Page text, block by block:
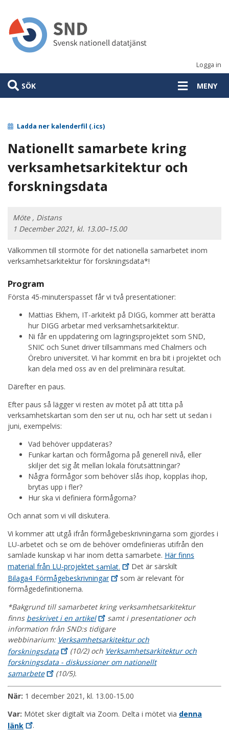
huvudinnehåll
Logga in
SÖK MENY
Ladda ner kalenderfil (.ics)
Nationellt samarbete kring
verksamhetsarkitektur och
forskningsdata
Möte , Distans
1 December 2021, kl. 13.00–15.00
Välkommen till stormöte för det nationella samarbetet inom
verksamhetsarkitektur för forskningsdata*!
Program
Första 45-minuterspasset får vi två presentationer:
Mattias Ekhem, IT-arkitekt på DIGG, kommer att berätta
hur DIGG arbetar med verksamhetsarkitektur.
Ni får en uppdatering om lagringsprojektet som SND,
SNIC och Sunet driver tillsammans med Chalmers och
Örebro universitet. Vi har kommit en bra bit i projektet och
kan dela med oss av en del preliminära resultat.
Därefter en paus.
Efter paus så lägger vi resten av mötet på att titta på
verksamhetskartan som den ser ut nu, och har sett ut sedan i
juni, exempelvis:
Vad behöver uppdateras?
Funkar kartan och förmågorna på generell nivå, eller
skiljer det sig åt mellan lokala förutsättningar?
Några förmågor som behöver slås ihop, kopplas ihop,
brytas upp i fler?
Hur ska vi definiera förmågorna?
Och annat som vi vill diskutera.
Vi kommer att utgå ifrån förmågebeskrivningarna som gjordes i
LU-arbetet och se om de behöver omdefinieras utifrån den
samlade kunskap vi har inom detta samarbete. Här finns
material från LU-projektet samlat.
Det är särskilt
Bilaga4_Förmågebeskrivningar
som är relevant för
förmågedefinitionerna.
*Bakgrund till samarbetet kring verksamhetsarkitektur
finns beskrivet i en artikel
samt i presentationer och
information från SND:s tidigare
webbinarium: Verksamhetsarkitektur och
forskningsdata
(10/2) och Verksamhetsarkitektur och
forskningsdata - diskussioner om nationellt
samarbete
(10/5).
När: 1 december 2021, kl. 13.00-15.00
Var: Mötet sker digitalt via Zoom. Delta i mötet via denna
länk
.